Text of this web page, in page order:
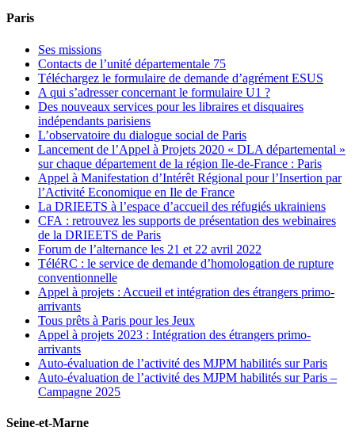
Paris
Ses missions
Contacts de l’unité départementale 75
Téléchargez le formulaire de demande d’agrément ESUS
A qui s’adresser concernant le formulaire U1 ?
Des nouveaux services pour les libraires et disquaires
indépendants parisiens
L’observatoire du dialogue social de Paris
Lancement de l’Appel à Projets 2020 « DLA départemental »
sur chaque département de la région Ile-de-France : Paris
Appel à Manifestation d’Intérêt Régional pour l’Insertion par
l’Activité Economique en Ile de France
La DRIEETS à l’espace d’accueil des réfugiés ukrainiens
CFA : retrouvez les supports de présentation des webinaires
de la DRIEETS de Paris
Forum de l’alternance les 21 et 22 avril 2022
TéléRC : le service de demande d’homologation de rupture
conventionnelle
Appel à projets : Accueil et intégration des étrangers primo-
arrivants
Tous prêts à Paris pour les Jeux
Appel à projets 2023 : Intégration des étrangers primo-
arrivants
Auto-évaluation de l’activité des MJPM habilités sur Paris
Auto-évaluation de l’activité des MJPM habilités sur Paris –
Campagne 2025
Seine-et-Marne